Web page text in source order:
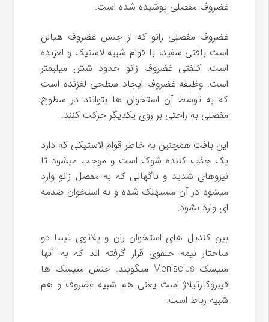
غضروف مفصلی پوشیده شده است.
غضروف مفصلی زانو که از جنس غضروف هیالن
است بافتی سفید، با قوام شبیه لاستیک و لغزنده
است. کلفتی غضروف زانو حدود شش میلیمتر
است. وظیفه غضروف ایجاد سطحی لغزنده است
که به توسط آن استخوان ها بتوانند در سطوح
مفصلی به راحتی بر روی یکدیگر حرکت کنند.
این بافت همچنین به خاطر قوام لاستیکی که دارد
یک جذب کننده شوک است و موجب میشود تا
نیروهای شدید و ناگهانی که به مفصل زانو وارد
میشود در آن مستهلک شده و به استخوان صدمه
ای وارد نشود.
بین کندیل های استخوان ران و پلاتوی تیبیا دو
ساختار نیمه حلقوی قرار گرفته اند که به آنها
منیسک Meniscius میگویند. جنس منیسک ها
فیبروکارتیلاژ است یعنی هم شبیه غضروف و هم
شبیه رباط است.